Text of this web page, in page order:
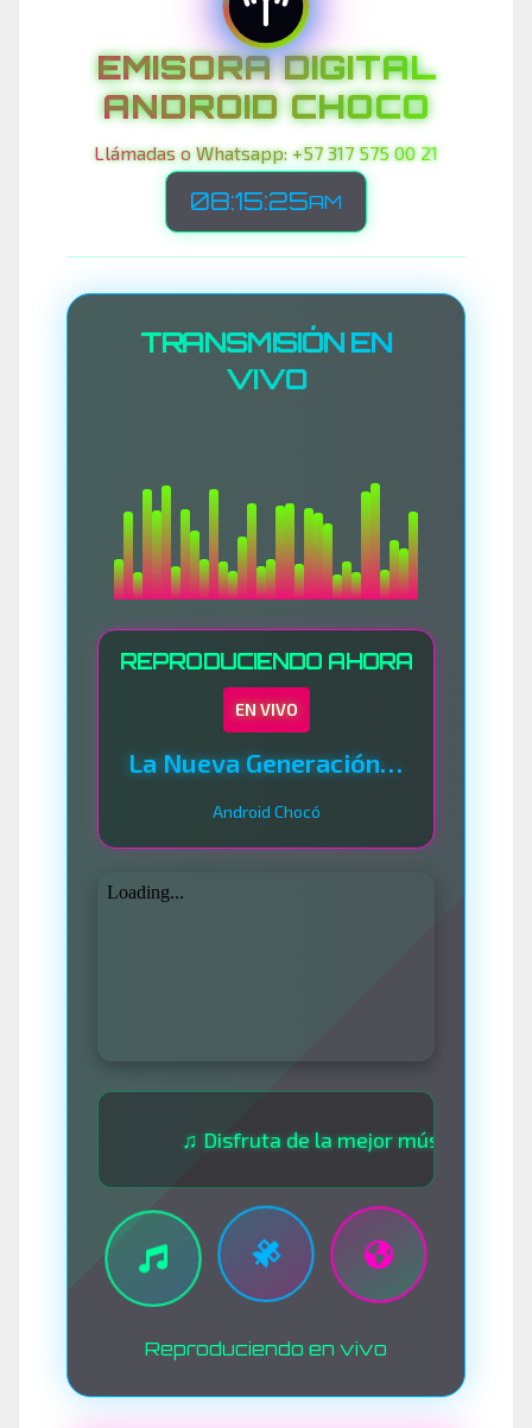
EMISORA DIGITAL
ANDROID CHOCO
Llámadas o Whatsapp: +57 317 575 00 21
08:15:28AM
TRANSMISIÓN EN
VIVO
REPRODUCIENDO AHORA
EN VIVO
La Nueva Generación Del Sistema
Android Chocó
♫ Disfruta de la mejor música las 24 horas
Reproduciendo en vivo